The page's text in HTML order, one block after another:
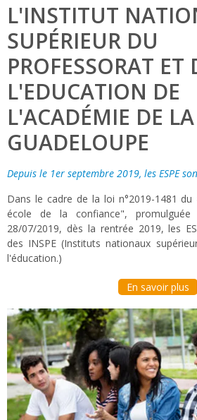
L'INSTITUT
SUPÉRIEUR DU
PROFESSORAT ET
L'EDUCATION DE
L'ACADÉMIE DE LA
GUADELOUPE
Depuis le 1er septembre 2019, les ESPE
Dans le cadre de la loi n°2019-1481
école de la confiance",
28/07/2019, dès la rentrée 2019, les
des INSPE (Instituts nationaux
l'éducation.)
En savoir plus